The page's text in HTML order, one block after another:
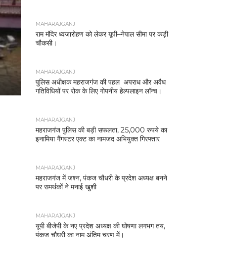
MAHARAJGANJ
राम मंदिर ध्वजारोहण को लेकर यूपी–नेपाल सीमा पर कड़ी
चौकसी।
MAHARAJGANJ
पुलिस अधीक्षक महराजगंज की पहल अपराध और अवैध
गतिविधियों पर रोक के लिए गोपनीय हेल्पलाइन लॉन्च।
MAHARAJGANJ
महराजगंज पुलिस की बड़ी सफलता, 25,000 रुपये का
इनामिया गैंगस्टर एक्ट का नामजद अभियुक्त गिरफ्तार
MAHARAJGANJ
महराजगंज में जश्न, पंकज चौधरी के प्रदेश अध्यक्ष बनने
पर समर्थकों ने मनाई खुशी
MAHARAJGANJ
यूपी बीजेपी के नए प्रदेश अध्यक्ष की घोषणा लगभग तय,
पंकज चौधरी का नाम अंतिम चरण में।